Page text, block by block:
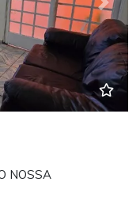
Next
NOSSA